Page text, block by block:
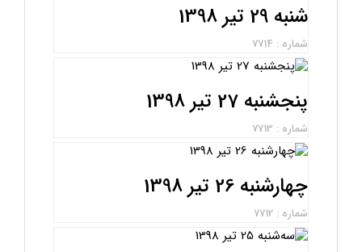
شنبه 29 تیر 1398
شماره : 7714
پنجشنبه 27 تیر 1398
شماره : 7713
چهارشنبه 26 تیر 1398
شماره : 7712